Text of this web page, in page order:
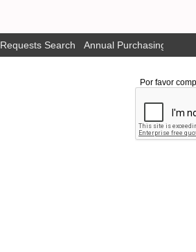
Requests Search Annual Purchasing Plan
Por favor